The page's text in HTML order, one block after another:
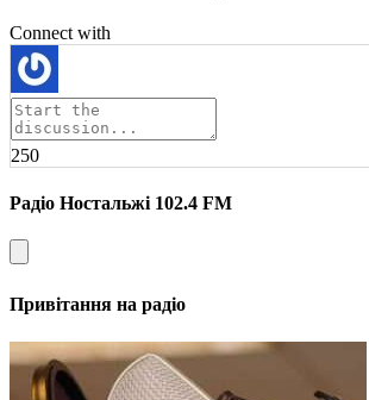
Connect with
250
Радіо Ностальжі 102.4 FM
Привітання на радіо